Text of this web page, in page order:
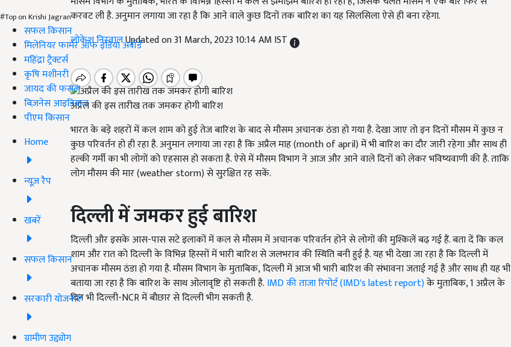
#Top on Krishi Jagran
सफल किसान
मिलेनियर फार्मर ऑफ इंडिया अवॉर्ड
महिंद्रा ट्रैक्टर्स
कृषि मशीनरी
जायद की फसल
बिज़नेस आइडियाज
पीएम किसान
Home
न्यूज़ रैप
खबरें
सफल किसान
सरकारी योजनाएं
ग्रामीण उद्द्योग
करवट ली है. अनुमान लगाया जा रहा है कि आने वाले कुछ दिनों तक बारिश का यह सिलसिला ऐसे ही बना रहेगा.
लोकेश निरवालUpdated on 31 March, 2023 10:14 AM IST
अप्रैल की इस तारीख तक जमकर होगी बारिश
भारत के बड़े शहरों में कल शाम को हुई तेज बारिश के बाद से मौसम अचानक ठंडा हो गया है. देखा जाए तो इन दिनों मौसम में कुछ न
कुछ परिवर्तन हो ही रहा है. अनुमान लगाया जा रहा है कि अप्रैल माह (month of april)में भी बारिश का दौर जारी रहेगा और साथ ही
हल्की गर्मी का भी लोगों को एहसास हो सकता है. ऐसे में मौसम विभाग ने आज और आने वाले दिनों को लेकर भविष्यवाणी की है. ताकि
लोग मौसम की मार (weather storm)से सुरक्षित रह सकें.
दिल्ली में जमकर हुई बारिश
दिल्ली और इसके आस-पास सटे इलाकों में कल से मौसम में अचानक परिवर्तन होने से लोगों की मुश्किलें बढ़ गई हैं. बता दें कि कल
शाम और रात को दिल्ली के विभिन्न हिस्सों में भारी बारिश से जलभराव की स्थिति बनी हुई है. यह भी देखा जा रहा है कि दिल्ली में
अचानक मौसम ठंडा हो गया है. मौसम विभाग के मुताबिक, दिल्ली में आज भी भारी बारिश की संभावना जताई गई है और साथ ही यह भी
बताया जा रहा है कि बारिश के साथ ओलावृष्टि हो सकती है. IMD की ताजा रिपोर्ट (IMD's latest report)के मुताबिक, 1अप्रैल के
दिन भी दिल्ली-NCR में बौछार से दिल्ली भीग सकती है.